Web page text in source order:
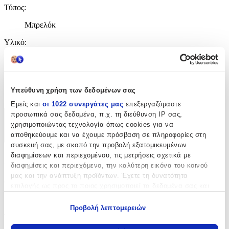
Υπεύθυνη χρήση των δεδομένων σας
Εμείς και οι 1022 συνεργάτες μας επεξεργαζόμαστε
προσωπικά σας δεδομένα, π.χ. τη διεύθυνση IP σας,
χρησιμοποιώντας τεχνολογία όπως cookies για να
αποθηκεύουμε και να έχουμε πρόσβαση σε πληροφορίες στη
συσκευή σας, με σκοπό την προβολή εξατομικευμένων
διαφημίσεων και περιεχομένου, τις μετρήσεις σχετικά με
διαφημίσεις και περιεχόμενο, την καλύτερη εικόνα του κοινού
μας και την ανάπτυξη προϊόντων. Έχετε τη δυνατότητα
Προβολή λεπτομερειών
Τύπος:
Μπρελόκ
Υλικό:
Όχι
Χαρακτηριστικά
+
Χαρακτηριστικά
Θέμα